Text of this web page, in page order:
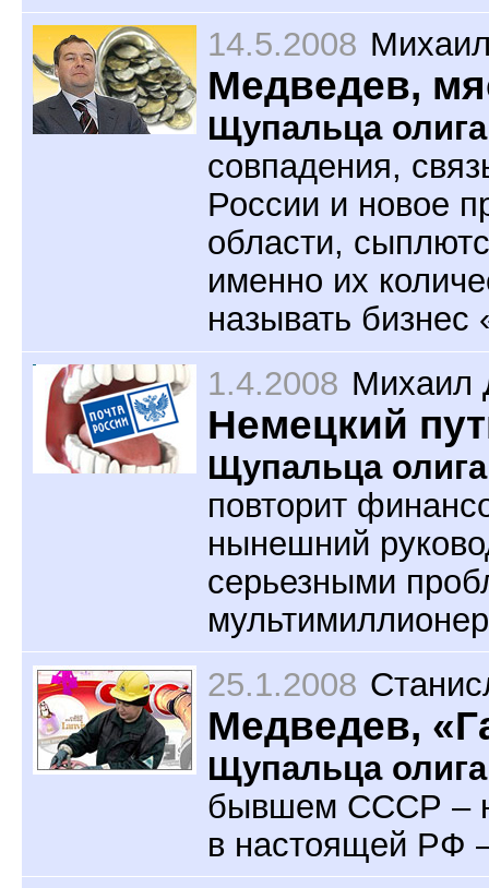
14.5.2008
Медведев,
Щупальца
совпадения,
России и новое
области,
именно их
называть бизнес
1.4.2008 Михаил
Немецкий
Щупальца
повторит
нынешний
серьезными
25.1.2008
Медведев,
Щупальца
бывшем СССР –
в настоящей РФ